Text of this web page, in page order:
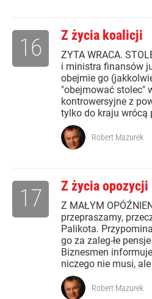
Z życia koalicji
ZYTA WRACA.
i ministra finansów
obejmie go
"obejmować stolec"
kontrowersyjne z
tylko do kraju wrócą
16
Robert Mazurek
Z życia opozycji
Z MAŁYM
przepraszamy,
Palikota.
go za zaleg-łe
Biznesmen
niczego nie musi,
17
Robert Mazurek